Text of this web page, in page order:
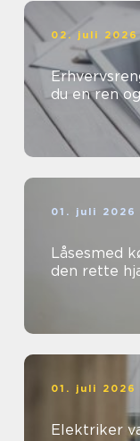
02. juli 2026
du en ren
01. juli 2026
Låsesmed
den rette
01. juli 2026
Elektriker varde sådan